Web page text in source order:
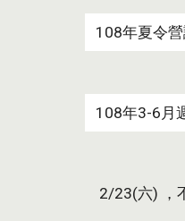
108年夏令
108年3-6月
2/23(六)